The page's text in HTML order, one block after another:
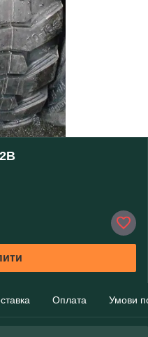
Оплата Умови